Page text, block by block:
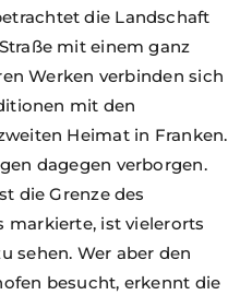
die Landschaft
mit einem ganz
Werken verbinden sich
mit den
Heimat in Franken.
dagegen verborgen.
die Grenze des
markierte, ist vielerorts
sehen. Wer aber den
besucht, erkennt die